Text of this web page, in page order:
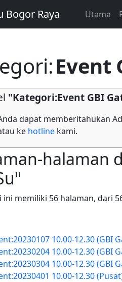
Bogor Raya Utama
:Event
"Kategori:Event GBI
dapat memberitahukan
ke hotlinekami.
halaman
ini memiliki 56 halaman, dari
10.00-12.30 (GBI
10.00-12.30 (GBI
10.00-12.30 (GBI
10.00-12.30